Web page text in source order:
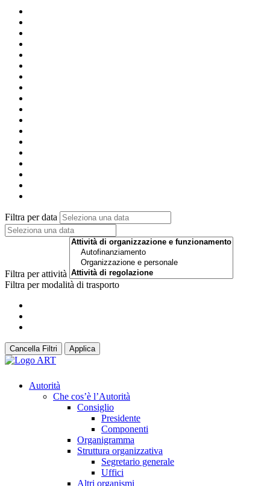
Filtra per data
Filtra per attività
Filtra per modalità di trasporto
Cancella Filtri Applica
Autorità
Che cos’è l’Autorità
Consiglio
Presidente
Componenti
Organigramma
Struttura organizzativa
Segretario generale
Uffici
Altri organismi